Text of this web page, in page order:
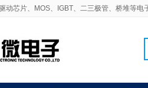
动芯片、MOS、IGBT、二三极管、桥堆等电